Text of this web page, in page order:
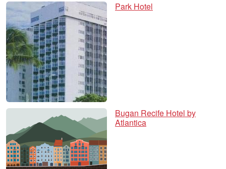
Park Hotel
Bugan Recife Hotel by
Atlantica